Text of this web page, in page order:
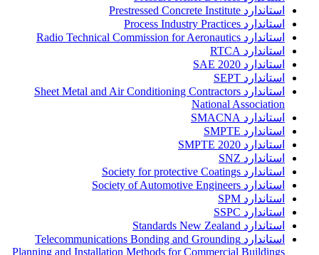
استاندارد Prestressed Concrete Institute
استاندارد Process Industry Practices
استاندارد Radio Technical Commission for Aeronautics
استاندارد RTCA
استاندارد SAE 2020
استاندارد SEPT
استاندارد Sheet Metal and Air Conditioning Contractors
National Association
استاندارد SMACNA
استاندارد SMPTE
استاندارد SMPTE 2020
استاندارد SNZ
استاندارد Society for protective Coatings
استاندارد Society of Automotive Engineers
استاندارد SPM
استاندارد SSPC
استاندارد Standards New Zealand
استاندارد Telecommunications Bonding and Grounding
Planning and Installation Methods for Commercial Buildings